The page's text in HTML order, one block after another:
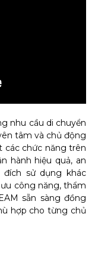
nhu cầu di chuyển
tâm và chủ động
các chức năng trên
hành hiệu quả, an
sử dụng khác
công năng, thẩm
sẵn sàng đồng
hợp cho từng chủ